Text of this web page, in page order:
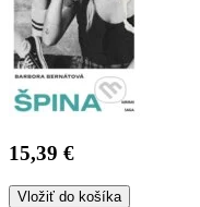
15,39 €
Vložiť do košíka